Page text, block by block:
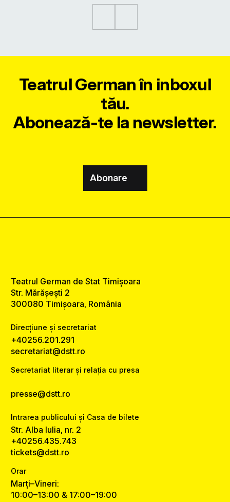
Teatrul German în inboxul
tău.
Abonează-te la newsletter.
Abonare
Teatrul German de Stat Timișoara
Str. Mărășești 2
300080 Timișoara, România
Direcțiune și secretariat
+40256.201.291
secretariat@dstt.ro
Secretariat literar și relația cu presa
presse@dstt.ro
Intrarea publicului și Casa de bilete
Str. Alba Iulia, nr. 2
+40256.435.743
tickets@dstt.ro
Orar
Marți–Vineri:
10:00–13:00 & 17:00–19:00